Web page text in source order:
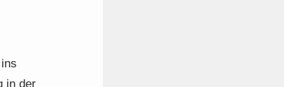
in der